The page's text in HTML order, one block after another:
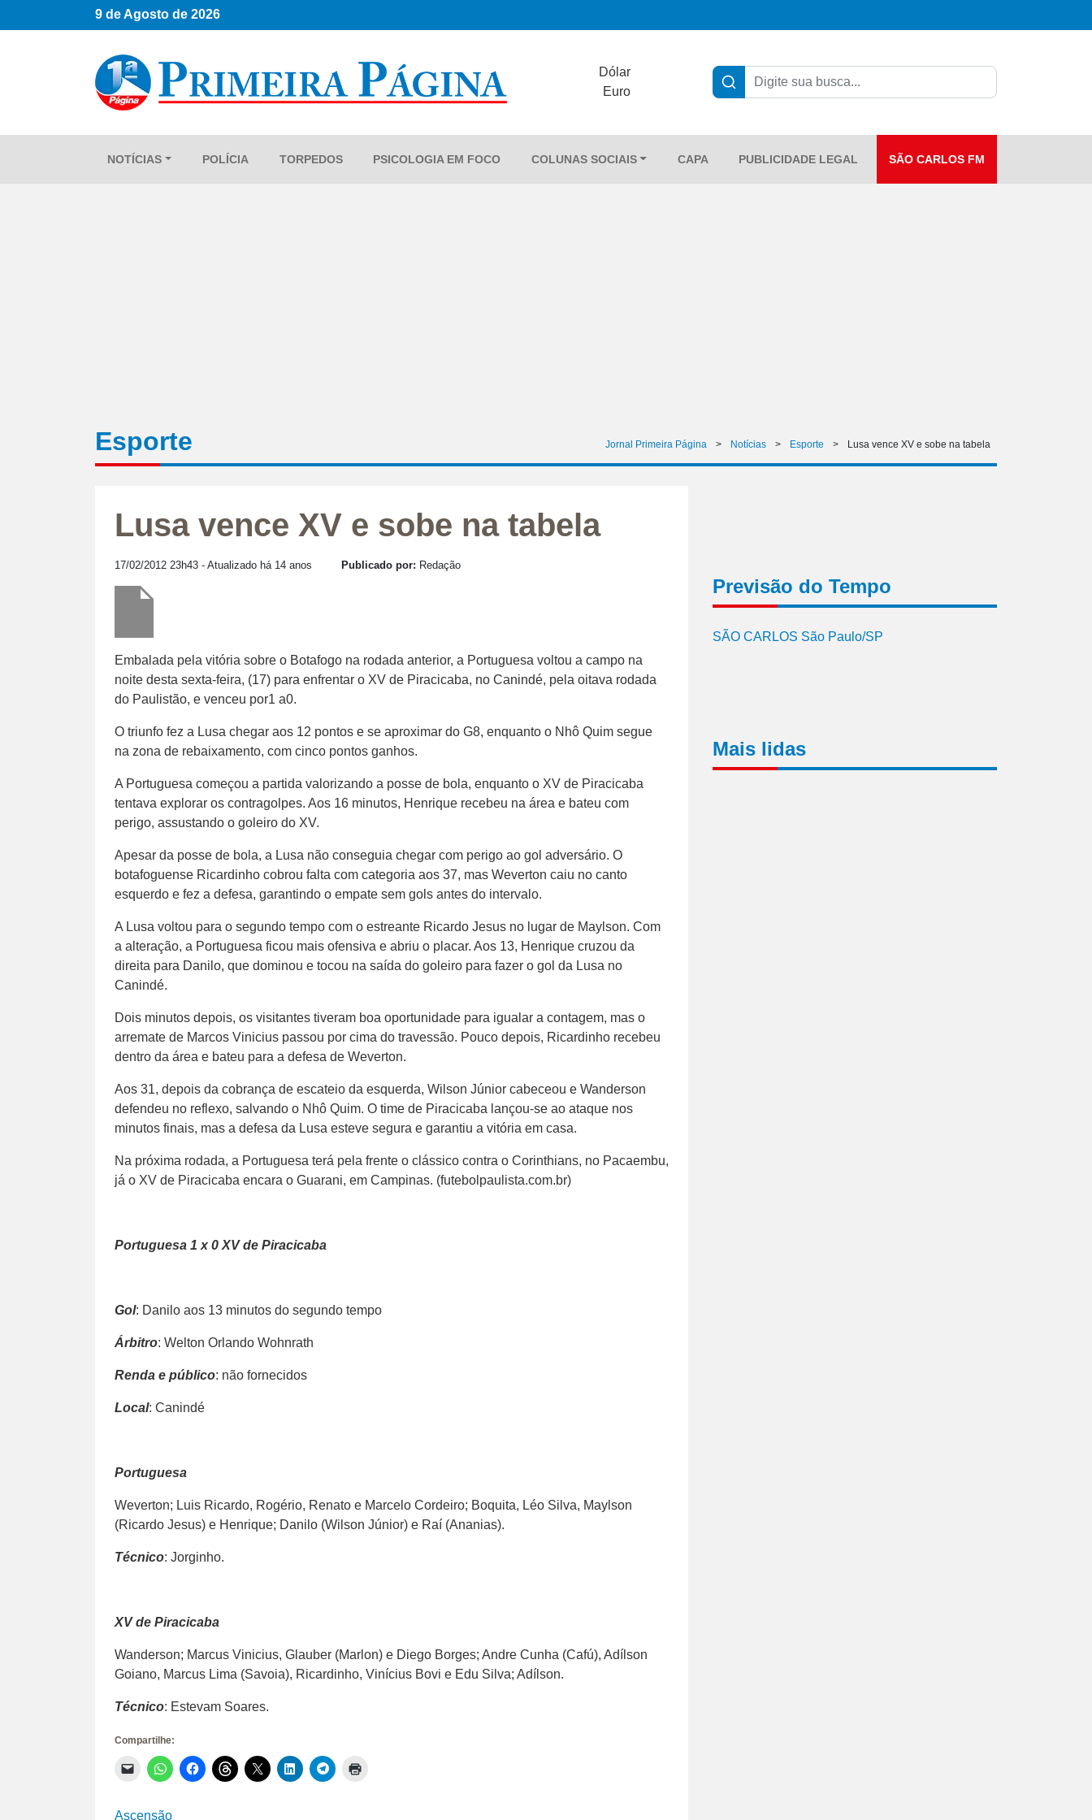
9 de Agosto de 2026
Dólar
Euro
NOTÍCIAS POLÍCIA TORPEDOS PSICOLOGIA EM FOCO COLUNAS SOCIAIS CAPA PUBLICIDADE LEGAL SÃO CARLOS FM
Esporte Jornal Primeira Página > Notícias > Esporte > Lusa vence XV e sobe na tabela
Lusa vence XV e sobe na tabela
17/02/2012 23h43 - Atualizado há 14 anos Publicado por: Redação
Embalada pela vitória sobre o Botafogo na rodada anterior, a Portuguesa voltou a campo na
noite desta sexta-feira, (17) para enfrentar o XV de Piracicaba, no Canindé, pela oitava rodada
do Paulistão, e venceu por1 a0.
O triunfo fez a Lusa chegar aos 12 pontos e se aproximar do G8, enquanto o Nhô Quim segue
na zona de rebaixamento, com cinco pontos ganhos.
A Portuguesa começou a partida valorizando a posse de bola, enquanto o XV de Piracicaba
tentava explorar os contragolpes. Aos 16 minutos, Henrique recebeu na área e bateu com
perigo, assustando o goleiro do XV.
Apesar da posse de bola, a Lusa não conseguia chegar com perigo ao gol adversário. O
botafoguense Ricardinho cobrou falta com categoria aos 37, mas Weverton caiu no canto
esquerdo e fez a defesa, garantindo o empate sem gols antes do intervalo.
A Lusa voltou para o segundo tempo com o estreante Ricardo Jesus no lugar de Maylson. Com
a alteração, a Portuguesa ficou mais ofensiva e abriu o placar. Aos 13, Henrique cruzou da
direita para Danilo, que dominou e tocou na saída do goleiro para fazer o gol da Lusa no
Canindé.
Dois minutos depois, os visitantes tiveram boa oportunidade para igualar a contagem, mas o
arremate de Marcos Vinicius passou por cima do travessão. Pouco depois, Ricardinho recebeu
dentro da área e bateu para a defesa de Weverton.
Aos 31, depois da cobrança de escateio da esquerda, Wilson Júnior cabeceou e Wanderson
defendeu no reflexo, salvando o Nhô Quim. O time de Piracicaba lançou-se ao ataque nos
minutos finais, mas a defesa da Lusa esteve segura e garantiu a vitória em casa.
Na próxima rodada, a Portuguesa terá pela frente o clássico contra o Corinthians, no Pacaembu,
já o XV de Piracicaba encara o Guarani, em Campinas. (futebolpaulista.com.br)
Portuguesa 1 x 0 XV de Piracicaba
Gol: Danilo aos 13 minutos do segundo tempo
Árbitro: Welton Orlando Wohnrath
Renda e público: não fornecidos
Local: Canindé
Portuguesa
Weverton; Luis Ricardo, Rogério, Renato e Marcelo Cordeiro; Boquita, Léo Silva, Maylson
(Ricardo Jesus) e Henrique; Danilo (Wilson Júnior) e Raí (Ananias).
Técnico: Jorginho.
XV de Piracicaba
Wanderson; Marcus Vinicius, Glauber (Marlon) e Diego Borges; Andre Cunha (Cafú), Adílson
Goiano, Marcus Lima (Savoia), Ricardinho, Vinícius Bovi e Edu Silva; Adílson.
Técnico: Estevam Soares.
Compartilhe:
Clique
para
Clique
para
Clique
para
Clique
para
Clique
para
Clique
para
Clique
para
Ascensão
Previsão do Tempo
SÃO CARLOS São Paulo/SP
Mais lidas